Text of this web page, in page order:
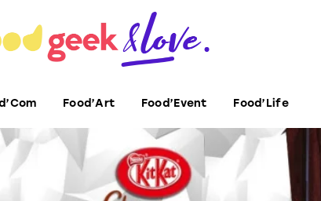
Food’Art Food’Event Food’Life